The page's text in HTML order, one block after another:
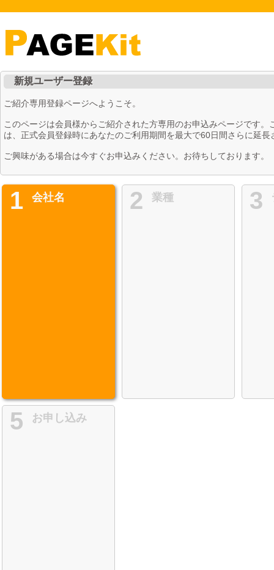
新規ユーザー登録
ご紹介専用登録ページへようこそ。
このページは会員様からご紹介された方専用のお申込みページです
は、正式会員登録時にあなたのご利用期間を最大で60日間さらに延長
ご興味がある場合は今すぐお申込みください。お待ちしております。
1 会社名 2 業種 3
5 お申し込み